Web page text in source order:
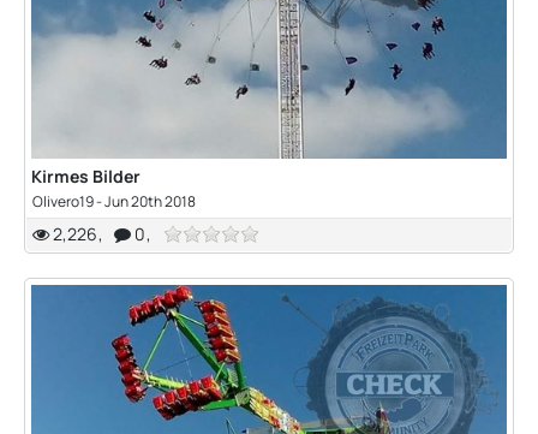
Kirmes Bilder
Olivero19 -Jun 20th 2018
2,226 0